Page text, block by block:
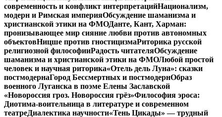
современность и конфликт интерпретацийНационализм,
модерн и Римская империяОбсуждение шаманизма и
христианской этики на ФМОДанте, Кант, Харман:
пронизывающее мир сияние любви против автономных
объектовНицше против гностицизмаРиторика русской
религиозной философииРадость читателяОбсуждение
шаманизма и христианской этики на ФМОЛюбой простой
человек и научная риторика«Отель дель Луна»: сказки
постмодернаГород Бессмертных и постмодернОбраз
военного Луганска в поэме Елены Заславской
«Новороссия гроз. Новороссия грёз»Философия эроса:
Диотима-воительница в литературе и современном
театреДиалектика научности«Тень Цикады» — трудный